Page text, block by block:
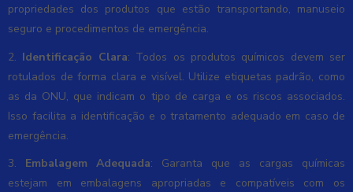
propriedades dos produtos que estão transportando, manuseio
seguro e procedimentos de emergência.
2. Identificação Clara: Todos os produtos químicos devem ser
rotulados de forma clara e visível. Utilize etiquetas padrão, como
as da ONU, que indicam o tipo de carga e os riscos associados.
Isso facilita a identificação e o tratamento adequado em caso de
emergência.
3. Embalagem Adequada: Garanta que as cargas químicas
estejam em embalagens apropriadas e compatíveis com os